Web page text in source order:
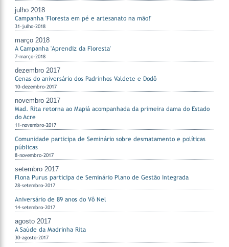
julho 2018
Campanha 'Floresta em pé e artesanato na mão!'
31-julho-2018
março 2018
A Campanha 'Aprendiz da Floresta'
7-março-2018
dezembro 2017
Cenas do aniversário dos Padrinhos Valdete e Dodô
10-dezembro-2017
novembro 2017
Mad. Rita retorna ao Mapiá acompanhada da primeira dama do Estado
do Acre
11-novembro-2017
Comunidade participa de Seminário sobre desmatamento e políticas
públicas
8-novembro-2017
setembro 2017
Flona Purus participa de Seminário Plano de Gestão Integrada
28-setembro-2017
Aniversário de 89 anos do Vô Nel
14-setembro-2017
agosto 2017
A Saúde da Madrinha Rita
30-agosto-2017